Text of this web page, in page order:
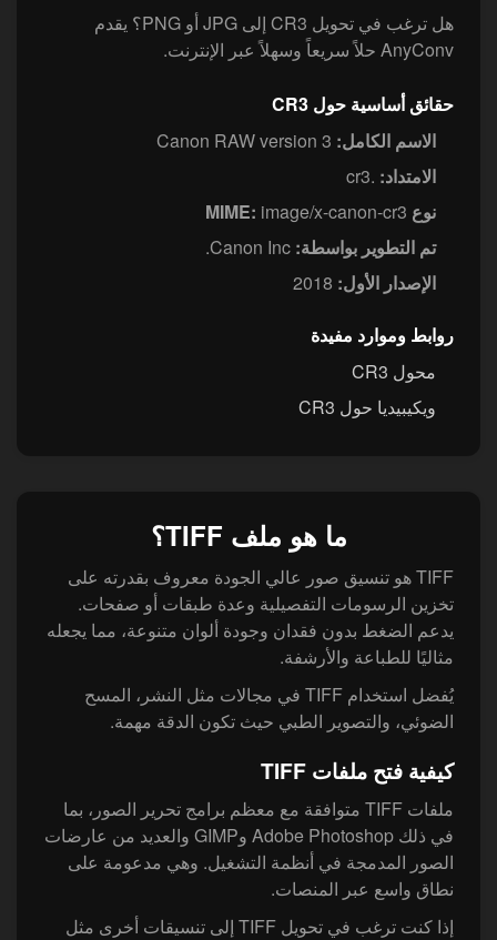
هل ترغب في تحويل CR3 إلى JPG أو PNG؟ يقدم
AnyConv حلاً سريعاً وسهلاً عبر الإنترنت.
حقائق أساسية حول CR3
الاسم الكامل:
الامتداد: .cr3
نوع MIME: image/x-canon-cr3
تم التطوير بواسطة:
الإصدار الأول:
روابط وموارد مفيدة
محول CR3
ويكيبيديا حول CR3
ما هو ملف TIFF؟
TIFF هو تنسيق صور عالي الجودة معروف بقدرته على
تخزين الرسومات التفصيلية وعدة طبقات أو صفحات.
يدعم الضغط بدون فقدان وجودة ألوان متنوعة، مما يجعله
مثاليًا للطباعة والأرشفة.
يُفضل استخدام TIFF في مجالات مثل النشر، المسح
الضوئي، والتصوير الطبي حيث تكون الدقة مهمة.
كيفية فتح ملفات TIFF
ملفات TIFF متوافقة مع معظم برامج تحرير الصور، بما
في ذلك Adobe Photoshop وGIMP والعديد من عارضات
الصور المدمجة في أنظمة التشغيل. وهي مدعومة على
نطاق واسع عبر المنصات.
إذا كنت ترغب في تحويل TIFF إلى تنسيقات أخرى مثل